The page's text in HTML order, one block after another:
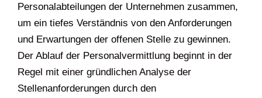
Personalabteilungen der Unternehmen zusammen,
um ein tiefes Verständnis von den Anforderungen
und Erwartungen der offenen Stelle zu gewinnen.
Der Ablauf der Personalvermittlung beginnt in der
Regel mit einer gründlichen Analyse der
Stellenanforderungen durch den